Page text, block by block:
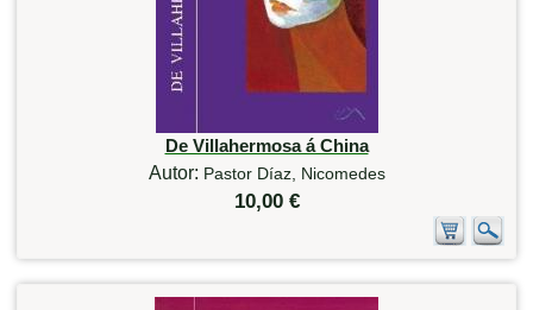
De Villahermosa á China
Autor: Pastor Díaz, Nicomedes
10,00 €